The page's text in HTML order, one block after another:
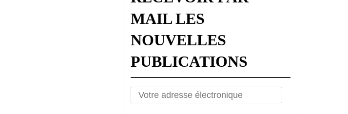
MAIL LES
NOUVELLES
PUBLICATIONS
Votre